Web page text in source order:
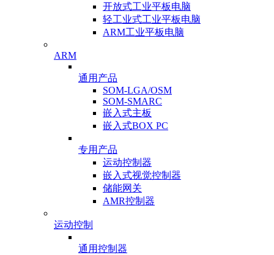
开放式工业平板电脑
轻工业式工业平板电脑
ARM工业平板电脑
ARM
通用产品
SOM-LGA/OSM
SOM-SMARC
嵌入式主板
嵌入式BOX PC
专用产品
运动控制器
嵌入式视觉控制器
储能网关
AMR控制器
运动控制
通用控制器